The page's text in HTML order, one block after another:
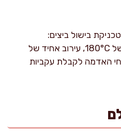
בישול ביצים:
טמפרטורת אפייה מדויקת של 180°C, עירוב אחיד של
האדמה לקבלת עקביות